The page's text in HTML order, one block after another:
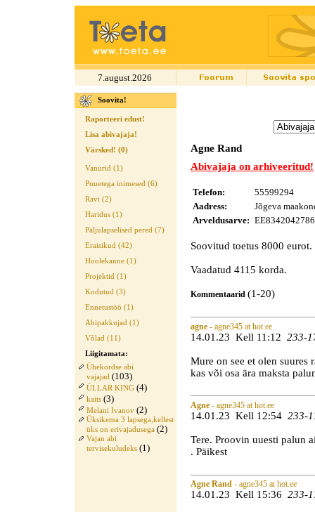
7.august.2026
Soovita!
Raporteeri edust!
Lisa abivajaja!
Värsked! (0)
Vanurid (1)
Puuetega inimesed (6)
Ravi (2)
Haridus (1)
Paljulapselised pered (7)
Eraisikud (42)
Hoolekanne (1)
Projektid (1)
Kodutud (3)
Ennetustöö (1)
Abipakkujad (1)
Võlad (11)
Liigitamata:
Ühekordse abi
vajajad (103)
ÜLLAR KING (4)
kaits (3)
Melani Ivanov (2)
Üksikema 3 lapsega,kellest
üks on erivajadusega (2)
Vajan abi
tervisekuludeks (1)
Agne Rand
Abivajaja on arhiveeritud!
Telefon:
55599294
Aadress:
Jõgeva
Arveldusarve:
Soovitud toetus 8000 eurot.
Vaadatud 4115 korda.
Kommentaarid (1-20)
agne - agne345 at hot.ee
14.01.23 Kell 11:12 233-
Mure on see et olen suures
kas või osa ära maksta
Agne - agne345 at hot.ee
14.01.23 Kell 12:54 233-
Tere. Proovin uuesti palun
. Päikest
Agne Rand - agne345 at hot.ee
14.01.23 Kell 15:36 233-